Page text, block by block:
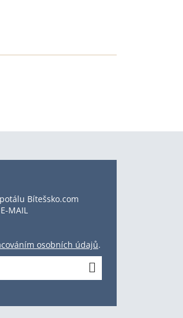
Bítešsko.com
MAIL
osobních údajů.